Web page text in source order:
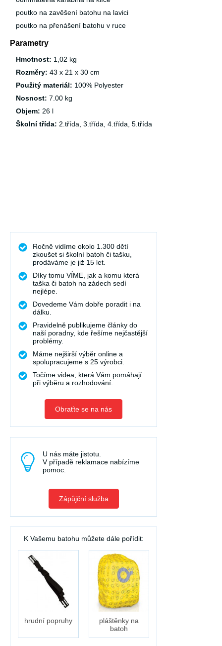
poutko na zavěšení batohu na lavici
poutko na přenášení batohu v ruce
Parametry
Hmotnost: 1,02 kg
Rozměry: 43 x 21 x 30 cm
Použitý materiál: 100% Polyester
Nosnost: 7.00 kg
Objem: 26 l
Školní třída: 2.třída, 3.třída, 4.třída, 5.třída
Ročně vidíme okolo 1.300 dětí
zkoušet si školní batoh či tašku,
prodáváme je již 15 let.
Díky tomu VÍME, jak a komu která
taška či batoh na zádech sedí
nejlépe.
Dovedeme Vám dobře poradit i na
dálku.
Pravidelně publikujeme články do
naší poradny, kde řešíme nejčastější
problémy.
Máme nejširší výběr online a
spolupracujeme s 25 výrobci.
Točíme videa, která Vám pomáhají
při výběru a rozhodování.
Obraťte se na nás
U nás máte jistotu.
V případě reklamace nabízíme
pomoc.
Zápůjční služba
K Vašemu batohu můžete dále pořídit:
hrudní popruhy
pláštěnky na
batoh